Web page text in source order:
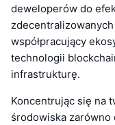
deweloperów do
współpracujący
technologii
infrastrukturę.
Koncentrując się na
środowiska zarówno